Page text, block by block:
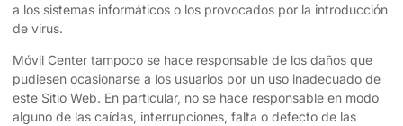
a los sistemas informáticos o los provocados por la introducción
de virus.
Móvil Center tampoco se hace responsable de los daños que
pudiesen ocasionarse a los usuarios por un uso inadecuado de
este Sitio Web. En particular, no se hace responsable en modo
alguno de las caídas, interrupciones, falta o defecto de las